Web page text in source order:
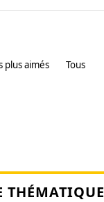
plus aimés Tous
THÉMATIQUE